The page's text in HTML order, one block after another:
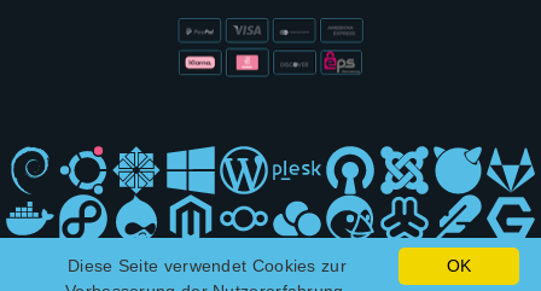
Hybrid Design mit(KI) und ❤ von menkiSys OK
Diese Seite verwendet Cookies zur